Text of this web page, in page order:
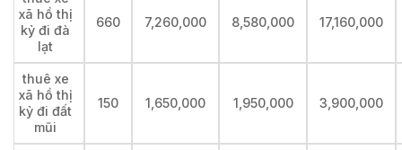
xã hồ thị
kỷ đi đà
lạt
660 7,260,000 8,580,000 17,160,000
thuê xe
xã hồ thị
kỷ đi đất
mũi
150 1,650,000 1,950,000 3,900,000